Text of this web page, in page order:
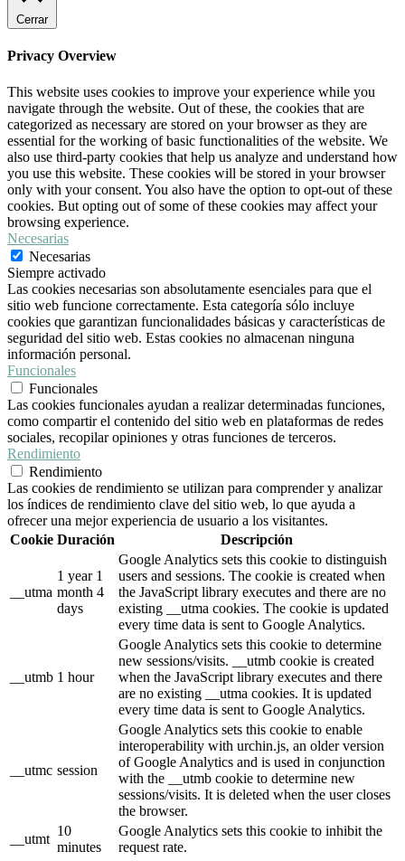
Cerrar
Privacy Overview
This website uses cookies to improve your experience while you
navigate through the website. Out of these, the cookies that are
categorized as necessary are stored on your browser as they are
essential for the working of basic functionalities of the website. We
also use third-party cookies that help us analyze and understand how
you use this website. These cookies will be stored in your browser
only with your consent. You also have the option to opt-out of these
cookies. But opting out of some of these cookies may affect your
browsing experience.
Necesarias
Necesarias
Siempre activado
Las cookies necesarias son absolutamente esenciales para que el
sitio web funcione correctamente. Esta categoría sólo incluye
cookies que garantizan funcionalidades básicas y características de
seguridad del sitio web. Estas cookies no almacenan ninguna
información personal.
Funcionales
Funcionales
Las cookies funcionales ayudan a realizar determinadas funciones,
como compartir el contenido del sitio web en plataformas de redes
sociales, recopilar opiniones y otras funciones de terceros.
Rendimiento
Rendimiento
Las cookies de rendimiento se utilizan para comprender y analizar
los índices de rendimiento clave del sitio web, lo que ayuda a
ofrecer una mejor experiencia de usuario a los visitantes.
Cookie Duración Descripción
__utma
1 year 1
month 4
days
Google Analytics sets this cookie to distinguish
users and sessions. The cookie is created when
the JavaScript library executes and there are no
existing __utma cookies. The cookie is updated
every time data is sent to Google Analytics.
__utmb 1 hour
Google Analytics sets this cookie to determine
new sessions/visits. __utmb cookie is created
when the JavaScript library executes and there
are no existing __utma cookies. It is updated
every time data is sent to Google Analytics.
__utmc session
Google Analytics sets this cookie to enable
interoperability with urchin.js, an older version
of Google Analytics and is used in conjunction
with the __utmb cookie to determine new
sessions/visits. It is deleted when the user closes
the browser.
__utmt
10
minutes
Google Analytics sets this cookie to inhibit the
request rate.